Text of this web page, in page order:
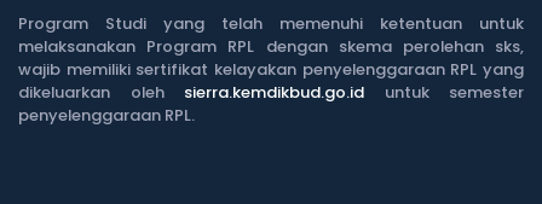
Program Studi yang telah memenuhi ketentuan untuk
melaksanakan Program RPL dengan skema perolehan sks,
wajib memiliki sertifikat kelayakan penyelenggaraan RPL yang
dikeluarkan oleh sierra.kemdikbud.go.id untuk semester
penyelenggaraan RPL.